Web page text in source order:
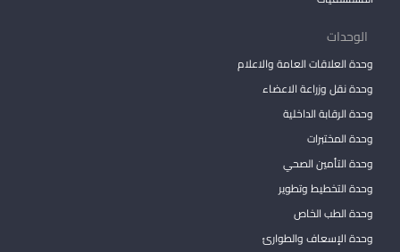
الوحدات
وحدة العلاقات العامة والاعلام
وحدة نقل وزراعة الاعضاء
وحدة الرقابة الداخلية
وحدة المختبرات
وحدة التأمين الصحي
وحدة التخطيط وتطوير
وحدة الطب الخاص
وحدة الإسعاف والطوارئ